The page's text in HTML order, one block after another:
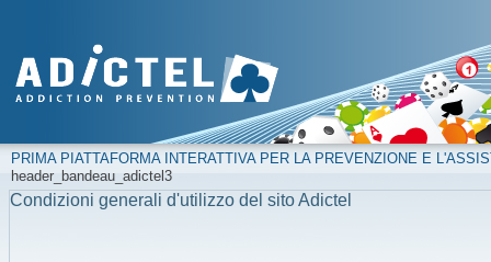
PRIMA PIATTAFORMA INTERATTIVA PER LA PREVENZIONE E
header_bandeau_adictel3
Condizioni generali d'utilizzo del sito Adictel